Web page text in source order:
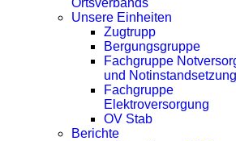
Ortsverbands
Unsere Einheiten
Zugtrupp
Bergungsgruppe
Fachgruppe
und Notinstandsetzung
Fachgruppe
Elektroversorgung
OV Stab
Berichte